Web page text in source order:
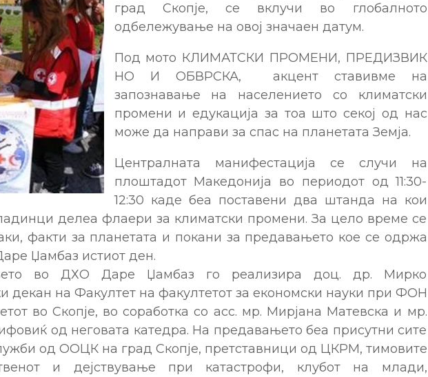
град Скопје, се вклучи во глобалното
одбележување на овој значаен датум.
Под мото КЛИМАТСКИ ПРОМЕНИ, ПРЕДИЗВИК
НО И ОБВРСКА, акцент ставивме на
запознавање на населението со климатски
промени и едукација за тоа што секој од нас
може да направи за спас на планетата Земја.
Централната манифестација се случи на
плоштадот Македонија во периодот од 11:30-
12:30 каде беа поставени два штанда на кои
делеа флаери за климатски промени. За цело време се
факти за планетата и покани за предавањето кое се одржа
Џамбаз истиот ден.
во ДХО Даре Џамбаз го реализира доц. др. Мирко
декан на Факултет на факултетот за економски науки при ФОН
во Скопје, во соработка со асс. мр. Мирјана Матевска и мр.
од неговата катедра. На предавањето беа присутни сите
од ООЦК на град Скопје, претставници од ЦКРМ, тимовите
и дејствување при катастрофи, клубот на млади,